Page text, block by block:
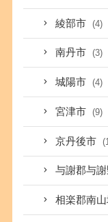
綾部市 (4)
南丹市 (3)
城陽市 (4)
宮津市 (9)
京丹後市
与謝郡与
相楽郡南